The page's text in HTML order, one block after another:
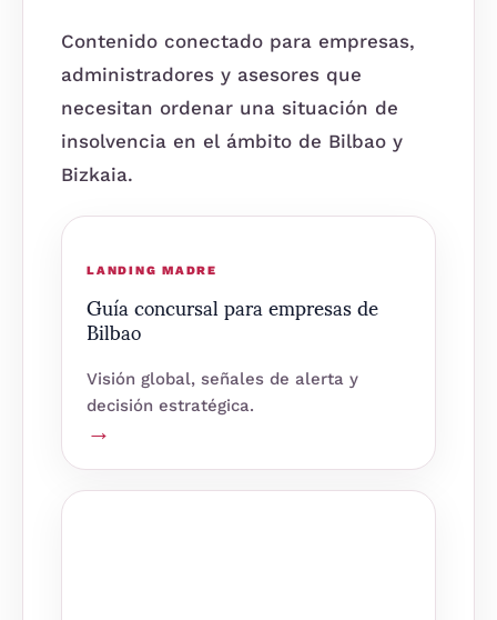
Contenido conectado para empresas,
administradores y asesores que
necesitan ordenar una situación de
insolvencia en el ámbito de Bilbao y
Bizkaia.
LANDING MADRE
Guía concursal para empresas de
Bilbao
Visión global, señales de alerta y
decisión estratégica.
→